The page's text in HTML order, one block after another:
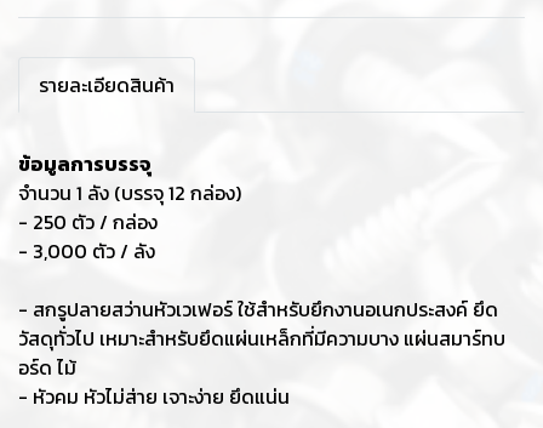
รายละเอียดสินค้า
ข้อมูลการบรรจุ
จำนวน 1 ลัง (บรรจุ 12 กล่อง)
- 250 ตัว / กล่อง
- 3,000 ตัว / ลัง
- สกรูปลายสว่านหัวเวเฟอร์ ใช้สำหรับยึกงานอเนกประสงค์ ยึด
วัสดุทั่วไป เหมาะสำหรับยึดแผ่นเหล็กที่มีความบาง แผ่นสมาร์ทบ
อร์ด ไม้
- หัวคม หัวไม่ส่าย เจาะง่าย ยึดแน่น